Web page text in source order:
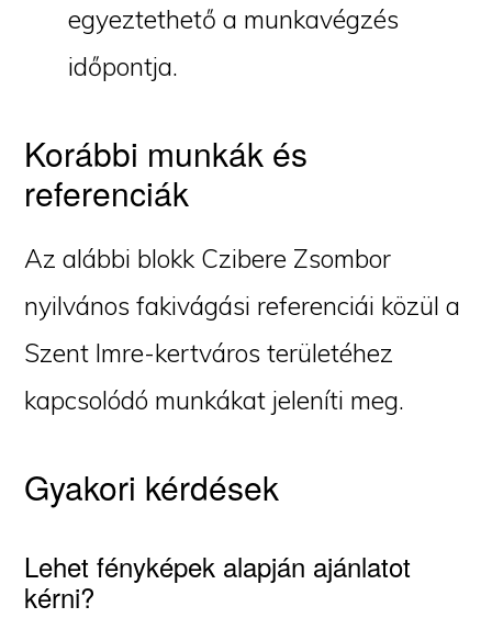
egyeztethető a munkavégzés
időpontja.
Korábbi munkák és
referenciák
Az alábbi blokk Czibere Zsombor
nyilvános fakivágási referenciái közül a
Szent Imre-kertváros területéhez
kapcsolódó munkákat jeleníti meg.
Gyakori kérdések
Lehet fényképek alapján ajánlatot
kérni?